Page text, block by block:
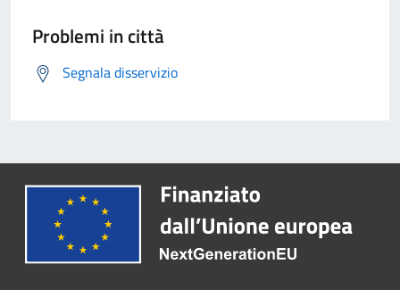
Problemi in città
Segnala disservizio